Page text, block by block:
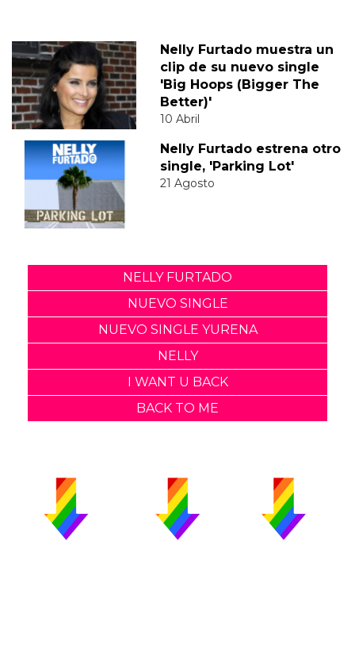
Nelly Furtado muestra un
clip de su nuevo single
'Big Hoops (Bigger The
Better)'
10 Abril
Nelly Furtado estrena otro
single, 'Parking Lot'
21 Agosto
NELLY FURTADO
NUEVO SINGLE
NUEVO SINGLE YURENA
NELLY
I WANT U BACK
BACK TO ME